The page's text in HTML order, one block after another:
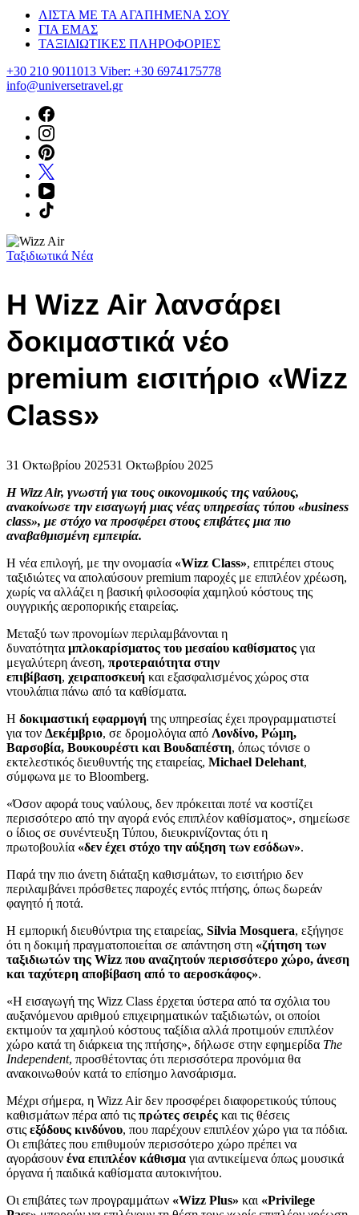
ΛΙΣΤΑ ΜΕ ΤΑ ΑΓΑΠΗΜΕΝΑ ΣΟΥ
ΓΙΑ ΕΜΑΣ
ΤΑΞΙΔΙΩΤΙΚΕΣ ΠΛΗΡΟΦΟΡΙΕΣ
+30 210 9011013 Viber: +30 6974175778
info@universetravel.gr
Ταξιδιωτικά Νέα
Η Wizz Air λανσάρει
δοκιμαστικά νέο
premium εισιτήριο «Wizz
Class»
31 Οκτωβρίου 202531 Οκτωβρίου 2025
Η Wizz Air, γνωστή για τους οικονομικούς της ναύλους,
ανακοίνωσε την εισαγωγή μιας νέας υπηρεσίας τύπου «business
class», με στόχο να προσφέρει στους επιβάτες μια πιο
αναβαθμισμένη εμπειρία.
Η νέα επιλογή, με την ονομασία «Wizz Class», επιτρέπει στους
ταξιδιώτες να απολαύσουν premium παροχές με επιπλέον χρέωση,
χωρίς να αλλάζει η βασική φιλοσοφία χαμηλού κόστους της
ουγγρικής αεροπορικής εταιρείας.
Μεταξύ των προνομίων περιλαμβάνονται η
δυνατότητα μπλοκαρίσματος του μεσαίου καθίσματος για
μεγαλύτερη άνεση, προτεραιότητα στην
επιβίβαση, χειραποσκευή και εξασφαλισμένος χώρος στα
ντουλάπια πάνω από τα καθίσματα.
Η δοκιμαστική εφαρμογή της υπηρεσίας έχει προγραμματιστεί
για τον Δεκέμβριο, σε δρομολόγια από Λονδίνο, Ρώμη,
Βαρσοβία, Βουκουρέστι και Βουδαπέστη, όπως τόνισε ο
εκτελεστικός διευθυντής της εταιρείας, Michael Delehant,
σύμφωνα με το Bloomberg.
«Όσον αφορά τους ναύλους, δεν πρόκειται ποτέ να κοστίζει
περισσότερο από την αγορά ενός επιπλέον καθίσματος», σημείωσε
ο ίδιος σε συνέντευξη Τύπου, διευκρινίζοντας ότι η
πρωτοβουλία «δεν έχει στόχο την αύξηση των εσόδων».
Παρά την πιο άνετη διάταξη καθισμάτων, το εισιτήριο δεν
περιλαμβάνει πρόσθετες παροχές εντός πτήσης, όπως δωρεάν
φαγητό ή ποτά.
Η εμπορική διευθύντρια της εταιρείας, Silvia Mosquera, εξήγησε
ότι η δοκιμή πραγματοποιείται σε απάντηση στη «ζήτηση των
ταξιδιωτών της Wizz που αναζητούν περισσότερο χώρο, άνεση
και ταχύτερη αποβίβαση από το αεροσκάφος».
«Η εισαγωγή της Wizz Class έρχεται ύστερα από τα σχόλια του
αυξανόμενου αριθμού επιχειρηματικών ταξιδιωτών, οι οποίοι
εκτιμούν τα χαμηλού κόστους ταξίδια αλλά προτιμούν επιπλέον
χώρο κατά τη διάρκεια της πτήσης», δήλωσε στην εφημερίδα The
Independent, προσθέτοντας ότι περισσότερα προνόμια θα
ανακοινωθούν κατά το επίσημο λανσάρισμα.
Μέχρι σήμερα, η Wizz Air δεν προσφέρει διαφορετικούς τύπους
καθισμάτων πέρα από τις πρώτες σειρές και τις θέσεις
στις εξόδους κινδύνου, που παρέχουν επιπλέον χώρο για τα πόδια.
Οι επιβάτες που επιθυμούν περισσότερο χώρο πρέπει να
αγοράσουν ένα επιπλέον κάθισμα για αντικείμενα όπως μουσικά
όργανα ή παιδικά καθίσματα αυτοκινήτου.
Οι επιβάτες των προγραμμάτων «Wizz Plus» και «Privilege